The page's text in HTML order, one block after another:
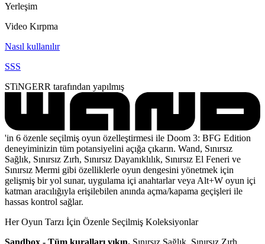
Yerleşim
Video Kırpma
Nasıl kullanılır
SSS
STiNGERR tarafından yapılmış
'in 6 özenle seçilmiş oyun özelleştirmesi ile Doom 3: BFG Edition
deneyiminizin tüm potansiyelini açığa çıkarın. Wand, Sınırsız
Sağlık, Sınırsız Zırh, Sınırsız Dayanıklılık, Sınırsız El Feneri ve
Sınırsız Mermi gibi özelliklerle oyun dengesini yönetmek için
gelişmiş bir yol sunar, uygulama içi anahtarlar veya Alt+W oyun içi
katman aracılığıyla erişilebilen anında açma/kapama geçişleri ile
hassas kontrol sağlar.
Her Oyun Tarzı İçin Özenle Seçilmiş Koleksiyonlar
Sandbox - Tüm kuralları yıkın. Sınırsız Sağlık, Sınırsız Zırh,